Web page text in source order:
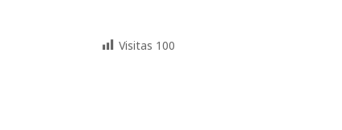
Visitas 100